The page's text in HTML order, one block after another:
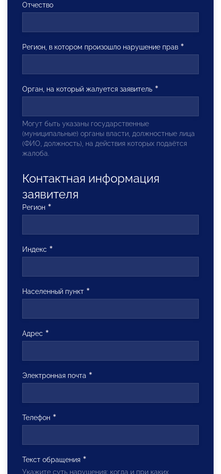
Отчество
Регион, в котором произошло нарушение прав
Орган, на который жалуется заявитель
Могут быть указаны государственные
(муниципальные) органы власти, должностные лица
(ФИО, должность), на действия которых подаётся
жалоба.
Контактная информация
заявителя
Регион
Индекс
Населенный пункт
Адрес
Электронная почта
Телефон
Текст обращения
Укажите суть нарушения; когда и при каких